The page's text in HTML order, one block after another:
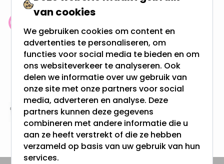
Klantenbeoordeling: 9.4/10
meer dan 100.000 klanten gingen u voor
Gratis verzending + snel geleverd
Vanaf EUR100,- naar NL & BE
& 100 dagen recht op retour
Altijd uit eigen voorraad
3000m2 - 60.000+ Producten
van cookies
We gebruiken cookies om content en
advertenties te personaliseren, om
functies voor social media te bieden en om
ons websiteverkeer te analyseren. Ook
delen we informatie over uw gebruik van
onze site met onze partners voor social
media, adverteren en analyse. Deze
partners kunnen deze gegevens
combineren met andere informatie die u
aan ze heeft verstrekt of die ze hebben
verzameld op basis van uw gebruik van hun
services.